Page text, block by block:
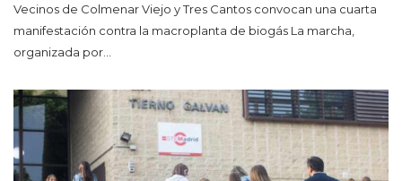
Vecinos de Colmenar Viejo y Tres Cantos convocan una cuarta
manifestación contra la macroplanta de biogás La marcha,
organizada por…